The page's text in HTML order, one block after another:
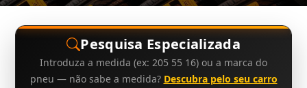
Pesquisa Especializada
Introduza a medida (ex: 205 55 16) ou a marca do
pneu — não sabe a medida? Descubra pelo seu carro